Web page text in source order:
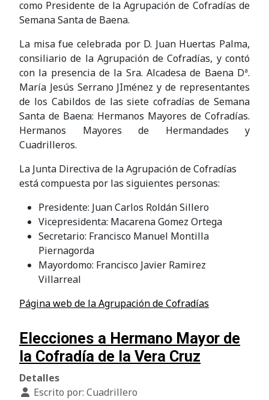
como Presidente de la Agrupación de Cofradías de
Semana Santa de Baena.
La misa fue celebrada por D. Juan Huertas Palma,
consiliario de la Agrupación de Cofradías, y contó
con la presencia de la Sra. Alcadesa de Baena Dª.
María Jesús Serrano JIménez y de representantes
de los Cabildos de las siete cofradías de Semana
Santa de Baena: Hermanos Mayores de Cofradías.
Hermanos Mayores de Hermandades y
Cuadrilleros.
La Junta Directiva de la Agrupación de Cofradías
está compuesta por las siguientes personas:
Presidente: Juan Carlos Roldán Sillero
Vicepresidenta: Macarena Gomez Ortega
Secretario: Francisco Manuel Montilla
Piernagorda
Mayordomo: Francisco Javier Ramirez
Villarreal
Página web de la Agrupación de Cofradías
Elecciones a Hermano Mayor de
la Cofradía de la Vera Cruz
Detalles
Escrito por: Cuadrillero